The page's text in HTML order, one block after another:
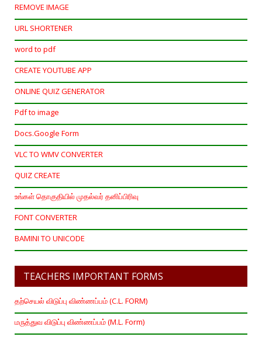
REMOVE IMAGE
URL SHORTENER
word to pdf
CREATE YOUTUBE APP
ONLINE QUIZ GENERATOR
Pdf to image
Docs.Google Form
VLC TO WMV CONVERTER
QUIZ CREATE
உங்கள் தொகுதியில் முதல்வர் தனிப்பிரிவு
FONT CONVERTER
BAMINI TO UNICODE
TEACHERS IMPORTANT FORMS
தற்செயல் விடுப்பு விண்ணப்பம் (C.L. FORM)
மருத்துவ விடுப்பு விண்ணப்பம் (M.L. Form)